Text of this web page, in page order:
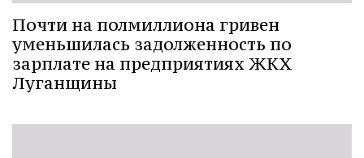
Почти на полмиллиона гривен
уменьшилась задолженность по
зарплате на предприятиях ЖКХ
Луганщины